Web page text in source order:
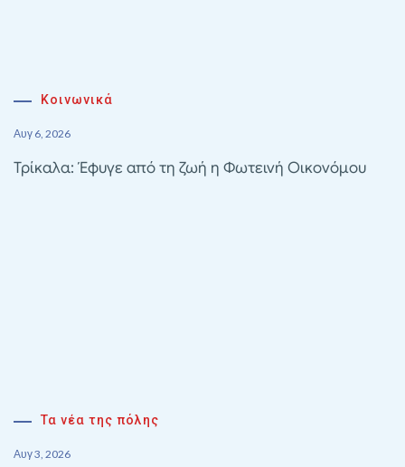
Κοινωνικά
Αυγ 6, 2026
Τρίκαλα: Έφυγε από τη ζωή η Φωτεινή Οικονόμου
Τα νέα της πόλης
Αυγ 3, 2026